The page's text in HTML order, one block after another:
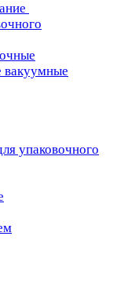
вакуумные
упаковочного